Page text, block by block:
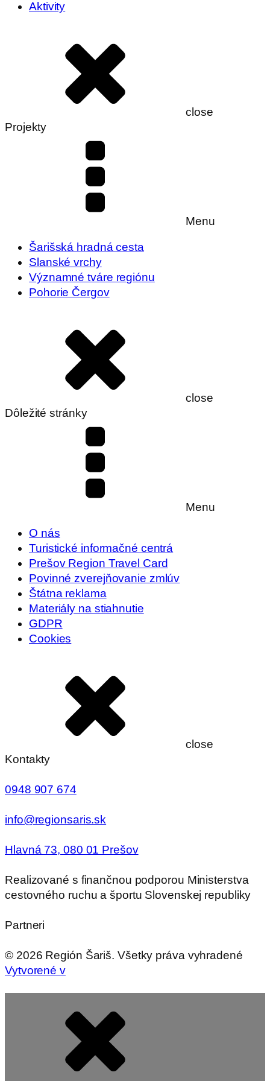
Aktivity
close
Projekty
Menu
Šarišská hradná cesta
Slanské vrchy
Významné tváre regiónu
Pohorie Čergov
close
Dôležité stránky
Menu
O nás
Turistické informačné centrá
Prešov Region Travel Card
Povinné zverejňovanie zmlúv
Štátna reklama
Materiály na stiahnutie
GDPR
Cookies
close
Kontakty
0948 907 674
info@regionsaris.sk
Hlavná 73, 080 01 Prešov
Realizované s finančnou podporou Ministerstva
cestovného ruchu a športu Slovenskej republiky
Partneri
© 2026 Región Šariš. Všetky práva vyhradené
Vytvorené v